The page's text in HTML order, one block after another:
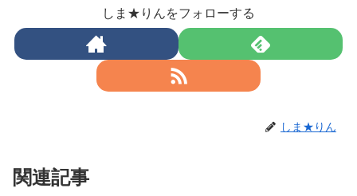
しま★りんをフォローする
しま★りん
関連記事